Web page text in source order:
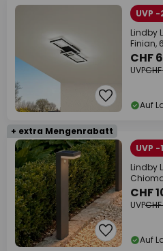
UVP -
Lindby
Finian,
CHF
UVP
Auf
+ extra Mengenrabatt
UVP -
Lindby
CHF
UVP
Auf